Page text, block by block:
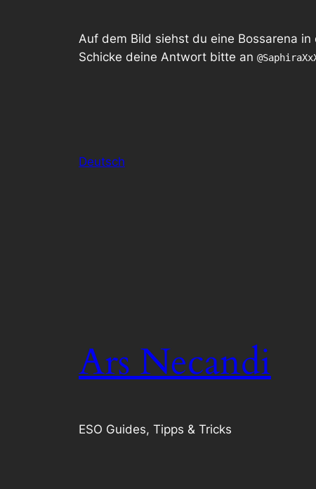
Auf dem Bild siehst du eine Bossarena
Schicke deine Antwort bitte an
Deutsch
Ars Necandi
ESO Guides, Tipps & Tricks